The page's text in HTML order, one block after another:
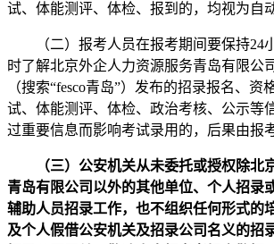
试、体能测评、体检、报到的，均视为自
（二）报考人员在报考期间要保持24
时了解北京外企人力资源服务青岛有限公
（搜索“fesco青岛”）发布的招录报名、资
试、体能测评、体检、政治考核、公示等
过重要信息而影响考试录用的，后果由报
（三）公安机关从未委托或授权除北
青岛有限公司以外的其他单位、个人招录
辅助人员招录工作，也不组织任何形式的
及个人假借公安机关及招录公司名义的招